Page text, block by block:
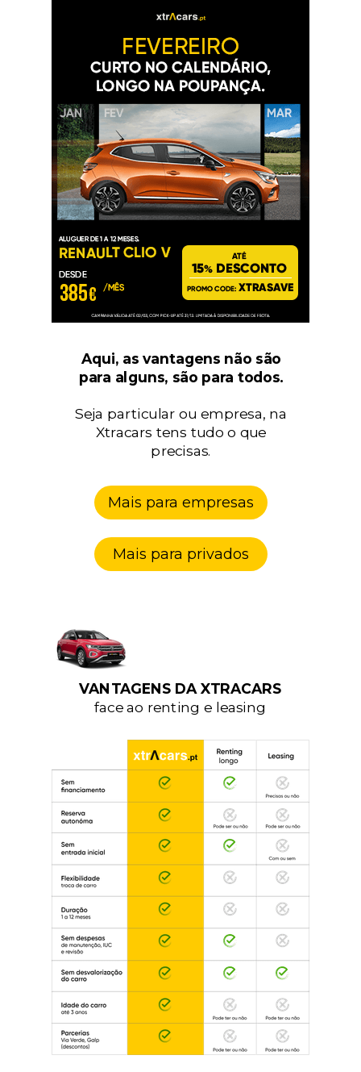
Aqui, as vantagens não são
para alguns, são para todos.
Seja particular ou empresa, na
Xtracars tens tudo o que
precisas.
Mais para empresas
VANTAGENS DA XTRACARS
face ao renting e leasing
Mais para privados